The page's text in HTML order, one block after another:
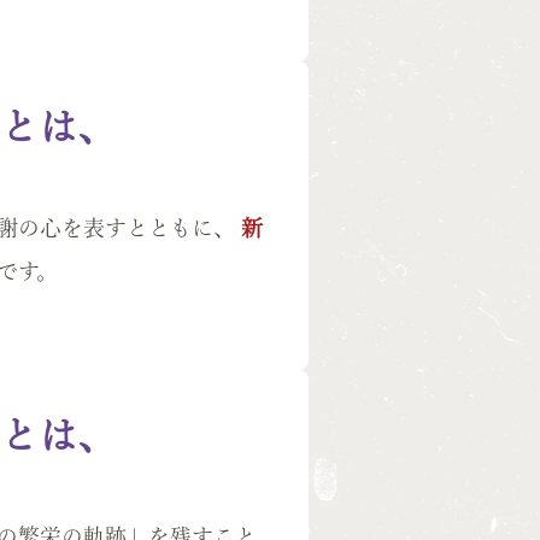
は、
の心を表すとともに、 新
す。
は、